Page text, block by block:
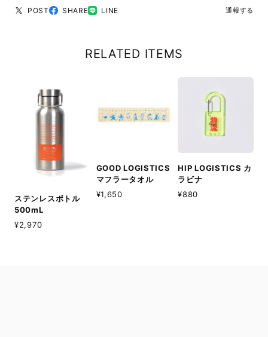
POST SHARE LINE 通報する
RELATED ITEMS
ステンレスボトル
500mL
¥2,970
GOOD LOGISTICS
マフラータオル
¥1,650
HIP LOGISTICS カ
ラビナ
¥880